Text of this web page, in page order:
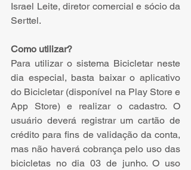
Israel Leite, diretor comercial e sócio da
Serttel.
Como utilizar?
Para utilizar o sistema Bicicletar neste
dia especial, basta baixar o aplicativo
do Bicicletar (disponível na Play Store e
App Store) e realizar o cadastro. O
usuário deverá registrar um cartão de
crédito para fins de validação da conta,
mas não haverá cobrança pelo uso das
bicicletas no dia 03 de junho. O uso